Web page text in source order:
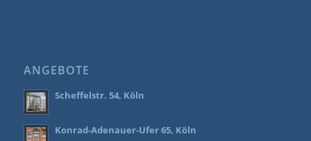
ANGEBOTE
Scheffelstr. 54, Köln
Konrad-Adenauer-Ufer 65, Köln